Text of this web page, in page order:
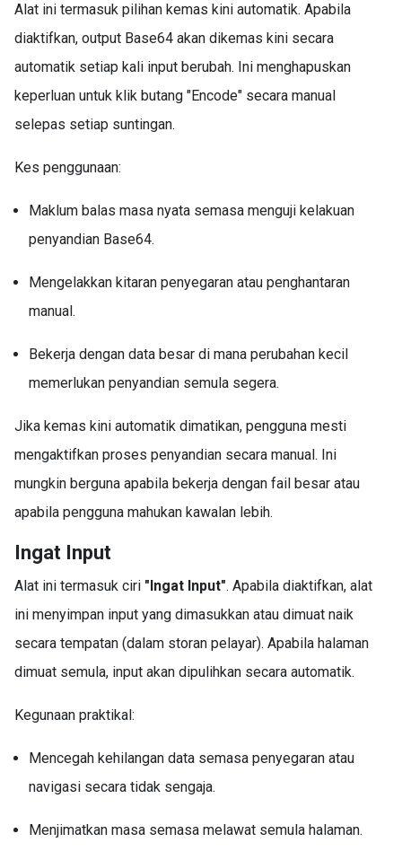
Alat ini termasuk pilihan kemas kini automatik. Apabila
diaktifkan, output Base64 akan dikemas kini secara
automatik setiap kali input berubah. Ini menghapuskan
keperluan untuk klik butang "Encode" secara manual
selepas setiap suntingan.
Kes penggunaan:
Maklum balas masa nyata semasa menguji kelakuan
penyandian Base64.
Mengelakkan kitaran penyegaran atau penghantaran
manual.
Bekerja dengan data besar di mana perubahan kecil
memerlukan penyandian semula segera.
Jika kemas kini automatik dimatikan, pengguna mesti
mengaktifkan proses penyandian secara manual. Ini
mungkin berguna apabila bekerja dengan fail besar atau
apabila pengguna mahukan kawalan lebih.
Ingat Input
Alat ini termasuk ciri "Ingat Input". Apabila diaktifkan, alat
ini menyimpan input yang dimasukkan atau dimuat naik
secara tempatan (dalam storan pelayar). Apabila halaman
dimuat semula, input akan dipulihkan secara automatik.
Kegunaan praktikal:
Mencegah kehilangan data semasa penyegaran atau
navigasi secara tidak sengaja.
Menjimatkan masa semasa melawat semula halaman.